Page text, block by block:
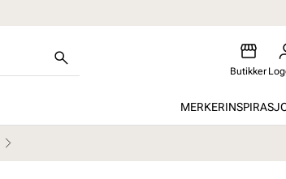
Butikker
MERKER